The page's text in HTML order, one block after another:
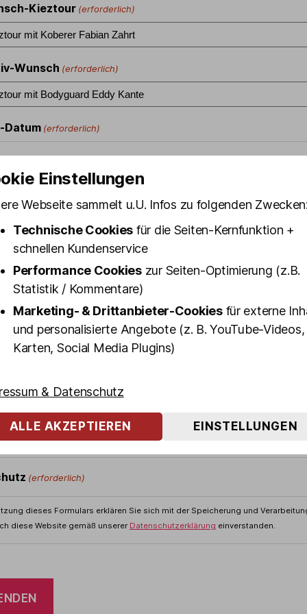
Kieztour (erforderlich)
Wunsch (erforderlich)
Datum (erforderlich)
(erforderlich)
dieses Formulars erklären Sie sich mit der Speicherung und
diese Website gemäß unserer Datenschutzerklärung einverstanden.
Einstellungen
Webseite sammelt u.U. Infos zu folgenden
Technische Cookies für die Seiten-Kernfunktion +
schnellen Kundenservice
Performance Cookieszur Seiten-Optimierung (z.B.
Statistik / Kommentare)
Marketing- & Drittanbieter-Cookiesfür externe
und personalisierte Angebote (z. B. YouTube-Videos,
Karten, Social Media Plugins)
& Datenschutz
ALLE AKZEPTIEREN EINSTELLUNGEN